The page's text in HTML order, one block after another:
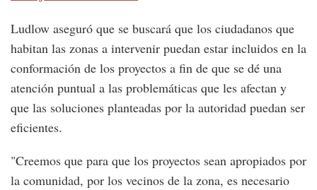
Ludlow aseguró que se buscará que los ciudadanos que
habitan las zonas a intervenir puedan estar incluidos en la
conformación de los proyectos a fin de que se dé una
atención puntual a las problemáticas que les afectan y
que las soluciones planteadas por la autoridad puedan ser
eficientes.
"Creemos que para que los proyectos sean apropiados por
la comunidad, por los vecinos de la zona, es necesario